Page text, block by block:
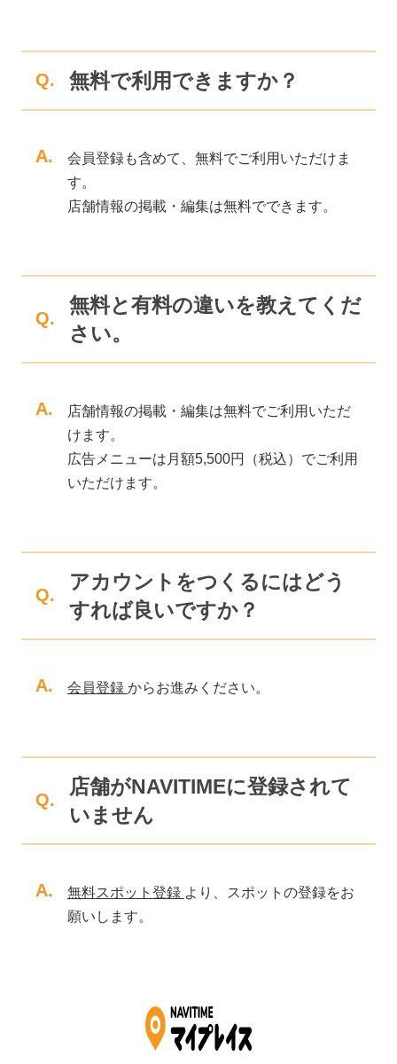
Q. 無料で利用できますか？
A.
会員登録も含めて、無料でご利用いただけま
す。
店舗情報の掲載・編集は無料でできます。
Q.
無料と有料の違いを教えてくだ
さい。
A.
店舗情報の掲載・編集は無料でご利用いただ
けます。
広告メニューは月額5,500円（税込）でご利用
いただけます。
Q.
アカウントをつくるにはどう
すれば良いですか？
A. 会員登録 からお進みください。
Q.
店舗がNAVITIMEに登録されて
いません
A. 無料スポット登録 より、スポットの登録をお
願いします。